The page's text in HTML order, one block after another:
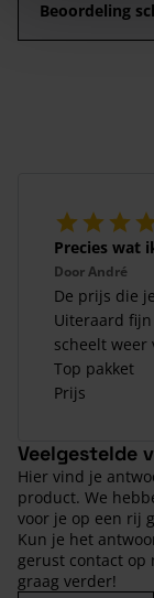
Beoordeling
Precies wat
DoorAndré
De prijs die
Uiteraard
scheelt weer
Top pakket
Prijs
Veelgestelde
Hier vind je
product. We
voor je op een rij
Kun je het
gerust contact op
graag verder!